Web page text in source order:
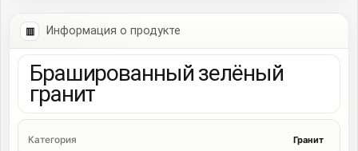
Информация о продукте
Брашированный зелёный
гранит
Категория Гранит